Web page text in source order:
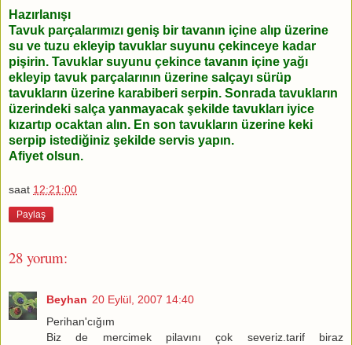
Hazırlanışı
Tavuk parçalarımızı geniş bir tavanın içine alıp üzerine
su ve tuzu ekleyip tavuklar suyunu çekinceye kadar
pişirin. Tavuklar suyunu çekince tavanın içine yağı
ekleyip tavuk parçalarının üzerine salçayı sürüp
tavukların üzerine karabiberi serpin. Sonrada tavukların
üzerindeki salça yanmayacak şekilde tavukları iyice
kızartıp ocaktan alın. En son tavukların üzerine keki
serpip istediğiniz şekilde servis yapın.
Afiyet olsun.
saat 12:21:00
Paylaş
28 yorum:
Beyhan 20 Eylül, 2007 14:40
Perihan'cığım
Biz de mercimek pilavını çok severiz.tarif biraz